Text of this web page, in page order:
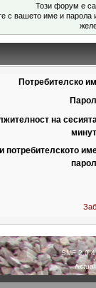
Този форум е
с вашето име и парола
Потребителско
на
потребителското
SMF 2.0.4